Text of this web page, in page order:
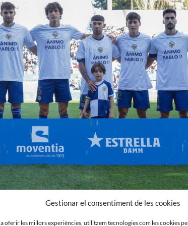
Gestionar el consentiment de les cookies
oferir les millors experiències, utilitzem tecnologies com les cookies